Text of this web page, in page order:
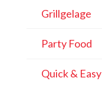
Grillgelage
Party Food
Quick & Easy